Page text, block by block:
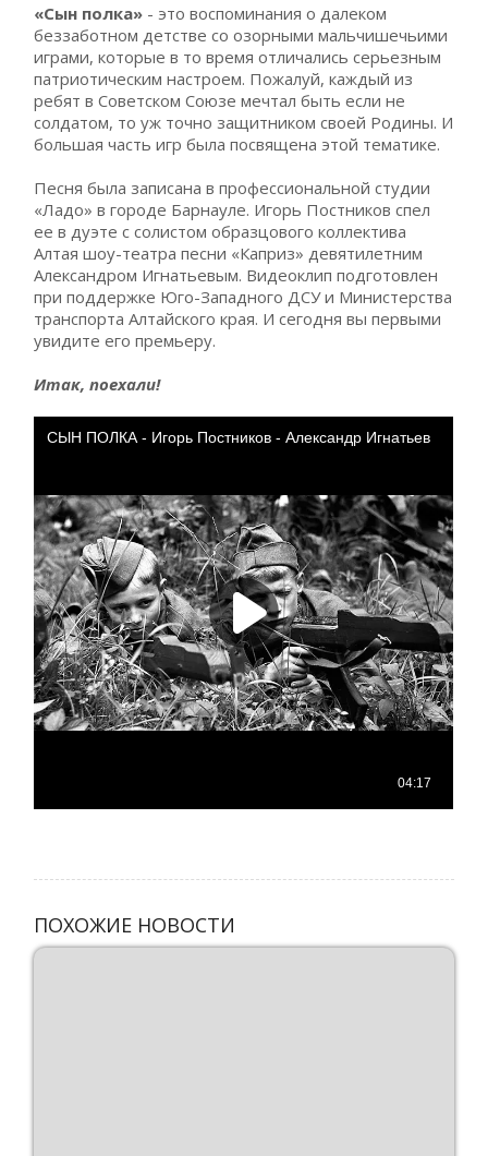
«Сын полка» - это воспоминания о далеком
беззаботном детстве со озорными мальчишечьими
играми, которые в то время отличались серьезным
патриотическим настроем. Пожалуй, каждый из
ребят в Советском Союзе мечтал быть если не
солдатом, то уж точно защитником своей Родины. И
большая часть игр была посвящена этой тематике.
Песня была записана в профессиональной студии
«Ладо» в городе Барнауле. Игорь Постников спел
ее в дуэте с солистом образцового коллектива
Алтая шоу-театра песни «Каприз» девятилетним
Александром Игнатьевым. Видеоклип подготовлен
при поддержке Юго-Западного ДСУ и Министерства
транспорта Алтайского края. И сегодня вы первыми
увидите его премьеру.
Итак, поехали!
ПОХОЖИЕ НОВОСТИ